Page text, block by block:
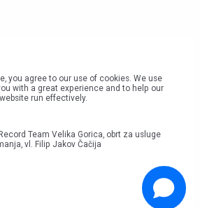
you agree to our use of cookies. We use
with a great experience and to help our
website run effectively.
Team Velika Gorica, obrt za usluge
vl. Filip Jakov Čačija